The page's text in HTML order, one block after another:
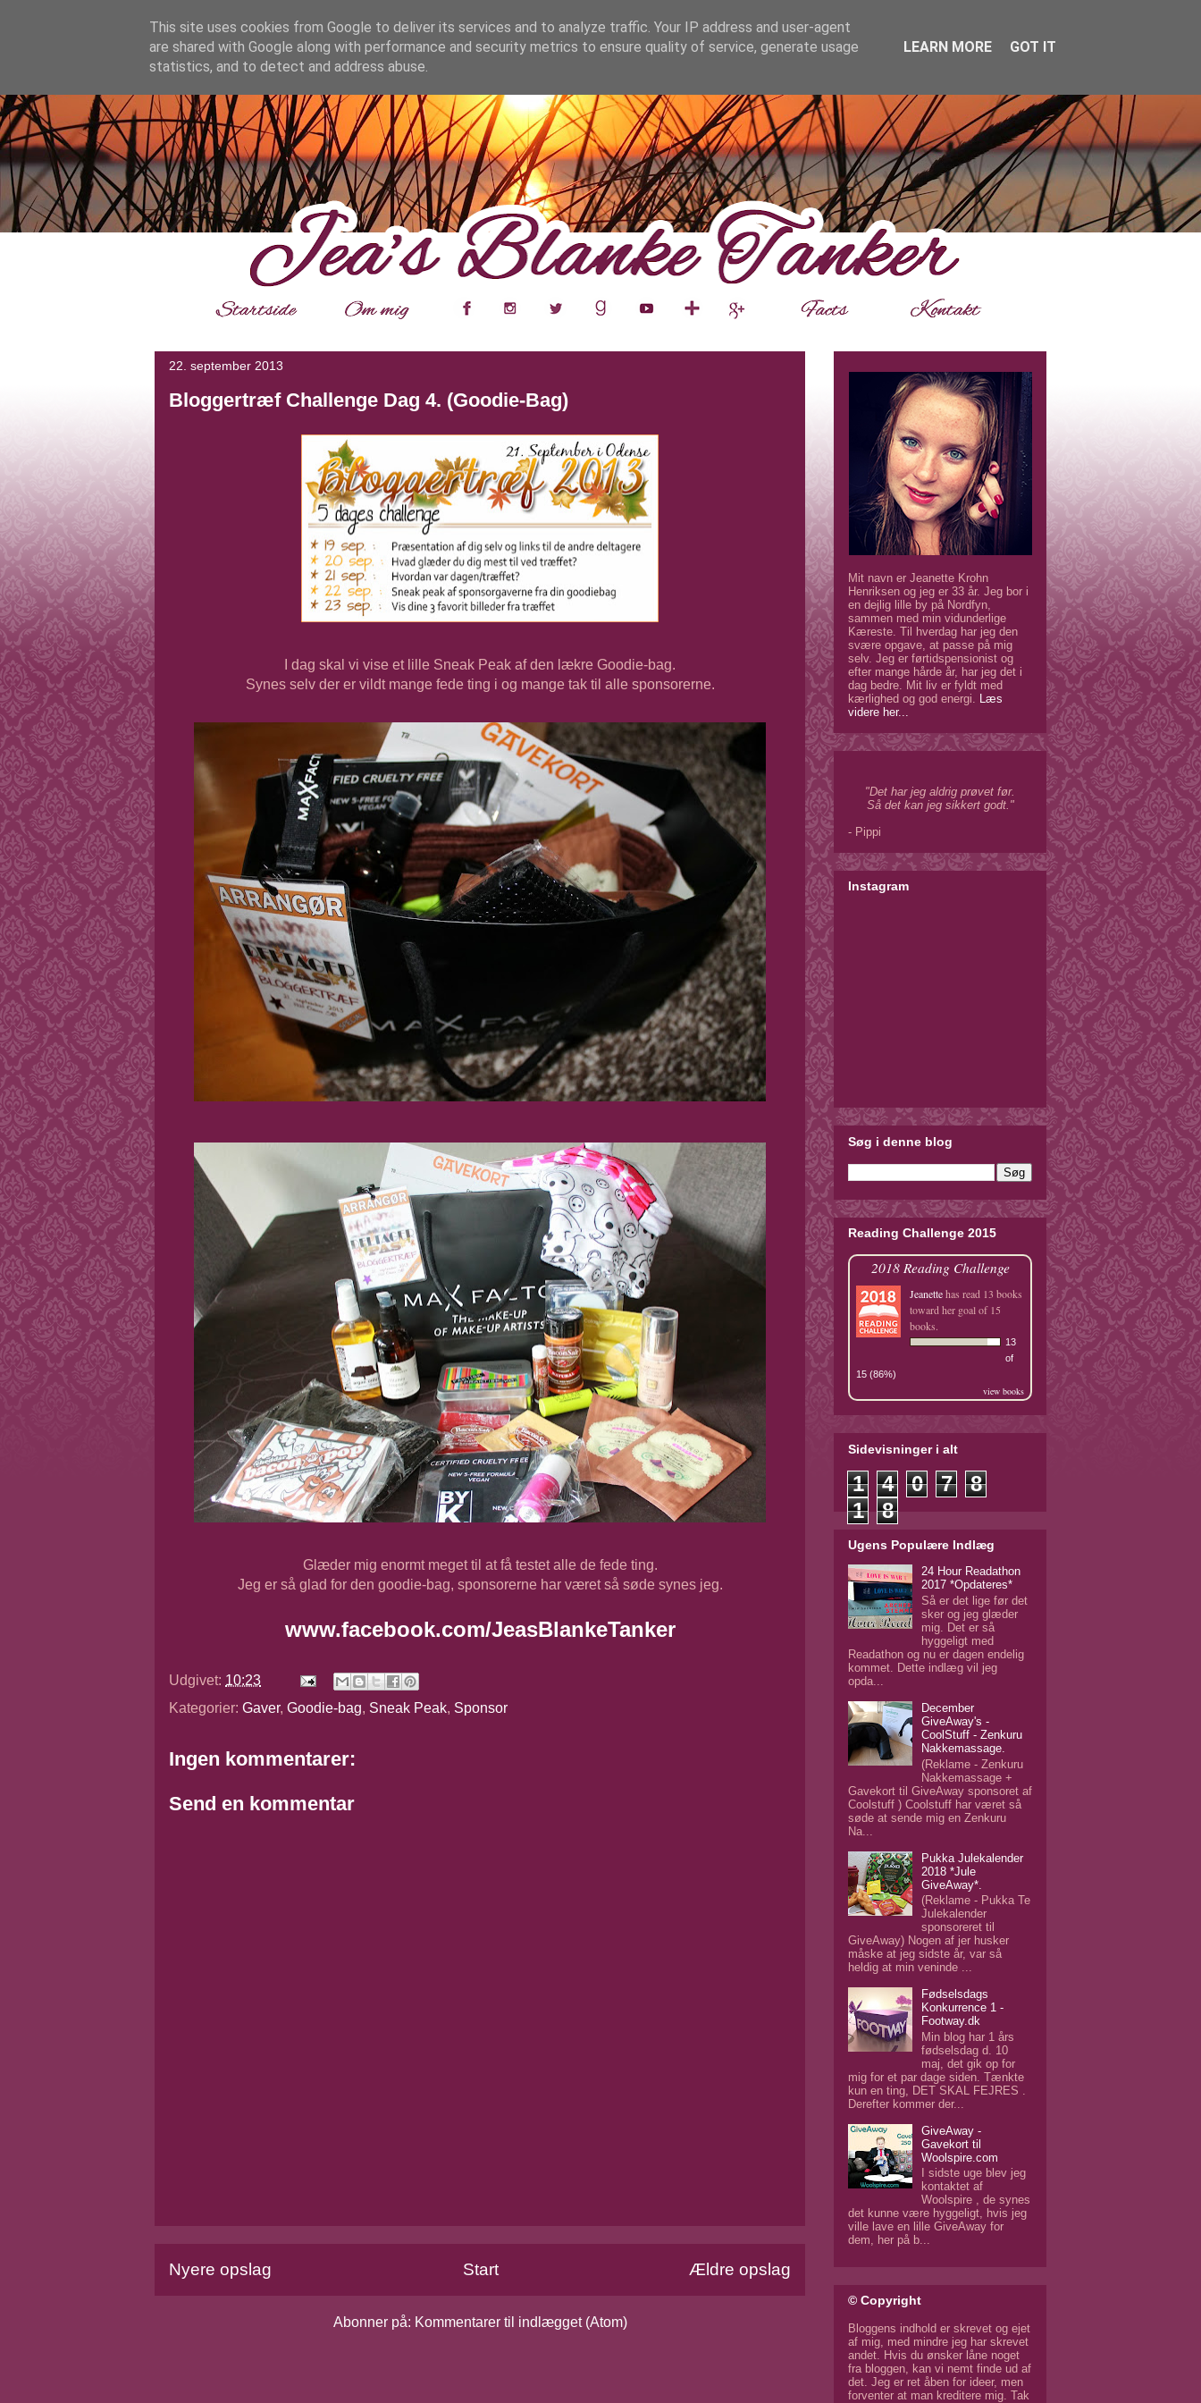
22. september 2013
Bloggertræf Challenge Dag 4. (Goodie-Bag)
I dag skal vi vise et lille Sneak Peak af den lækre Goodie-bag.
Synes selv der er vildt mange fede ting i og mange tak til alle sponsorerne.
Glæder mig enormt meget til at få testet alle de fede ting.
Jeg er så glad for den goodie-bag, sponsorerne har været så søde synes jeg.
www.facebook.com/JeasBlankeTanker
Udgivet: 10:23
Kategorier: Gaver, Goodie-bag, Sneak Peak, Sponsor
Ingen kommentarer:
Send en kommentar
Nyere opslag Ældre opslag
Start
Abonner på: Kommentarer til indlægget (Atom)
Mit navn er Jeanette Krohn
Henriksen og jeg er 33 år. Jeg bor i
en dejlig lille by på Nordfyn,
sammen med min vidunderlige
Kæreste. Til hverdag har jeg den
svære opgave, at passe på mig
selv. Jeg er førtidspensionist og
efter mange hårde år, har jeg det i
dag bedre. Mit liv er fyldt med
kærlighed og god energi. Læs
videre her...
"Det har jeg aldrig prøvet før.
Så det kan jeg sikkert godt."
- Pippi
Instagram
Søg i denne blog
Reading Challenge 2015
2018 Reading Challenge
Jeanettehas read 13 books
toward her goal of 15
books.
13
of
15 (86%)
view books
Sidevisninger i alt
1 4 0 7
8
1
8
Ugens Populære Indlæg
24 Hour Readathon
2017 *Opdateres*
Så er det lige før det
sker og jeg glæder
mig. Det er så
hyggeligt med
Readathon og nu er dagen endelig
kommet. Dette indlæg vil jeg
opda...
December
GiveAway's -
CoolStuff - Zenkuru
Nakkemassage.
(Reklame - Zenkuru
Nakkemassage +
Gavekort til GiveAway sponsoret af
Coolstuff ) Coolstuff har været så
søde at sende mig en Zenkuru
Na...
Pukka Julekalender
2018 *Jule
GiveAway*.
(Reklame - Pukka Te
Julekalender
sponsoreret til
GiveAway) Nogen af jer husker
måske at jeg sidste år, var så
heldig at min veninde ...
Fødselsdags
Konkurrence 1 -
Footway.dk
Min blog har 1 års
fødselsdag d. 10
maj, det gik op for
mig for et par dage siden. Tænkte
kun en ting, DET SKAL FEJRES .
Derefter kommer der...
GiveAway -
Gavekort til
Woolspire.com
I sidste uge blev jeg
kontaktet af
Woolspire , de synes
det kunne være hyggeligt, hvis jeg
ville lave en lille GiveAway for
dem, her på b...
© Copyright
Bloggens indhold er skrevet og ejet
af mig, med mindre jeg har skrevet
andet. Hvis du ønsker låne noget
fra bloggen, kan vi nemt finde ud af
det. Jeg er ret åben for ideer, men
forventer at man kreditere mig. Tak
This site uses cookies from Google to deliver its services and to analyze traffic. Your IP address and user-agent
are shared with Google along with performance and security metrics to ensure quality of service, generate usage
statistics, and to detect and address abuse.
LEARN MORE GOT IT